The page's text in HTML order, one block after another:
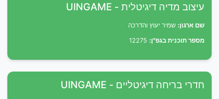
עיצוב מדיה דיגיטלית - UINGAME
שם ארגון: שמיר יעוץ והדרכה
מספר תוכנית בגפ"ן:
חדרי בריחה דיגיטליים - UINGAME